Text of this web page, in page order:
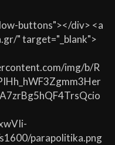
buttons"></div> <a
" target="_blank">
img/b/R
parapolitika.png